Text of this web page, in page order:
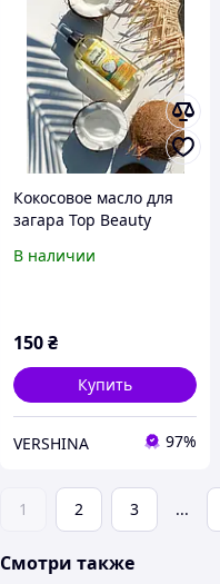
Кокосовое масло для
загара Top Beauty
В наличии
150₴
Купить
VERSHINA 97%
1 2 3 ...
Смотри также